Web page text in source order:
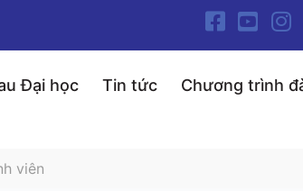
Đại học Tin tức Chương trình
viên